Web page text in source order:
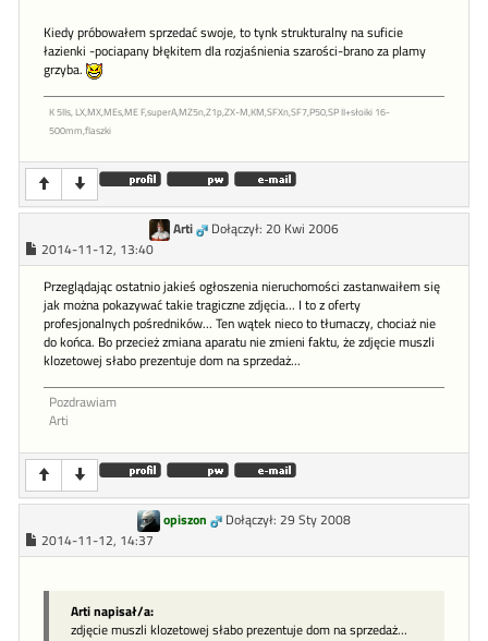
Kiedy próbowałem sprzedać swoje, to tynk strukturalny na suficie
łazienki -pociapany błękitem dla rozjaśnienia szarości-brano za plamy
grzyba.
K 5IIs, LX,MX,MEs,ME F,superA,MZ5n,Z1p,ZX-M,KM,SFXn,SF7,P50,SP II+słoiki 16-
500mm,flaszki
Arti
Dołączył: 20 Kwi 2006
2014-11-12, 13:40
Przeglądając ostatnio jakieś ogłoszenia nieruchomości zastanwaiłem się
jak można pokazywać takie tragiczne zdjęcia... I to z oferty
profesjonalnych pośredników... Ten wątek nieco to tłumaczy, chociaż nie
do końca. Bo przecież zmiana aparatu nie zmieni faktu, że zdjęcie muszli
klozetowej słabo prezentuje dom na sprzedaż...
Pozdrawiam
Arti
opiszon
Dołączył: 29 Sty 2008
2014-11-12, 14:37
Arti napisał/a:
zdjęcie muszli klozetowej słabo prezentuje dom na sprzedaż...